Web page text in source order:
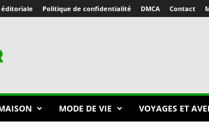
éditoriale Politique de confidentialité DMCA Contact
MODE DE VIE VOYAGES ET